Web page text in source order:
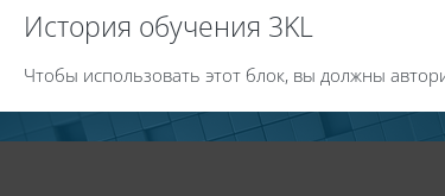
История обучения 3KL
Чтобы использовать этот блок, вы должны